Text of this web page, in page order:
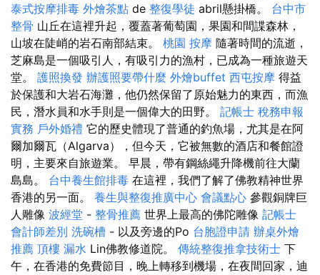
泰式按摩排毒 外燴茶點 de 整復學徒 abril懸掛橋。 台中市
整骨 山丘在這裡升起，覆蓋著葡萄園，果園和間諜森林，
山坡在陡峭的岩石南部結束。 桃園 按摩 隨著時間的流逝，
芝麻島是一個吸引人，有吸引力的漁村，已成為一種旅遊天
堂。 護照換發 辦護照要帶什麼 外燴buffet 西屯按摩 得益
於保護和大岩石海灘，他仍然保留了原始魅力的東西，而漁
民，潛水員和水手則是一個偉大的田野。 記帳士 稅務申報
實務 戶外婚禮 它的歷史體現了普通的釣魚場，尤其是在阿
爾加爾瓦（Algarva），但今天，它被無數的酒店和餐館證
明，主要來自旅遊業。 早晨，帶有鋼絲繩升降機前往大蘭
島島。 台中養生館排毒 在這裡，我們了解了佛教精神世界
香港的另一面。 養生與整復推廣中心 會議點心 參觀銅牌巨
人雕像 波經堂 - 整骨推薦 世界上最高的佛陀雕像 記帳士
會計師差別 洗碗槽 - 以及旁邊的Po 台胞證申請 辦桌外燴
推薦 頂樓 漏水 Lin佛教修道院。 傳統整復推拿技術士 下
午，在香港的免費節目，晚上轉移到機場，在夜間回家，迪